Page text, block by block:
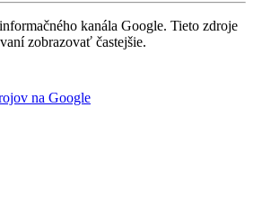
kanála Google. Tieto zdroje
zobrazovať častejšie.
na Google